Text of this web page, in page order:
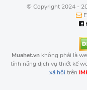
© Copyright 2024 -
Muahet.vn không phải là
tính năng dịch vụ thiết kế
xã hội trên